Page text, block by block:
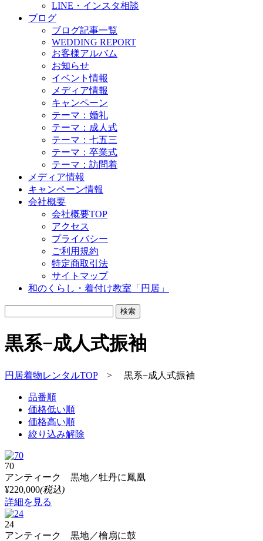
LINE・インスタ相談
ブログ
ブログ記事一覧
WEDDING REPORT
お客様アルバム
お知らせ
イベント情報
メディア情報
キャンペーン
テーマ：婚礼
テーマ：成人式
テーマ：七五三
テーマ：卒業式
テーマ：訪問着
メディア情報
キャンペーン情報
会社概要
会社概要TOP
アクセス
プライバシー
ご利用規約
特定商取引法
サイトマップ
和のくらし・着付け教室「円居」
黒系−成人式振袖
円居着物レンタルTOP> 黒系−成人式振袖
品番順
価格低い順
価格高い順
絞り込み解除
70
アンティーク 黒地／牡丹に鳳凰
¥220,000(税込)
詳細を見る
24
アンティーク 黒地／檜扇に鼓